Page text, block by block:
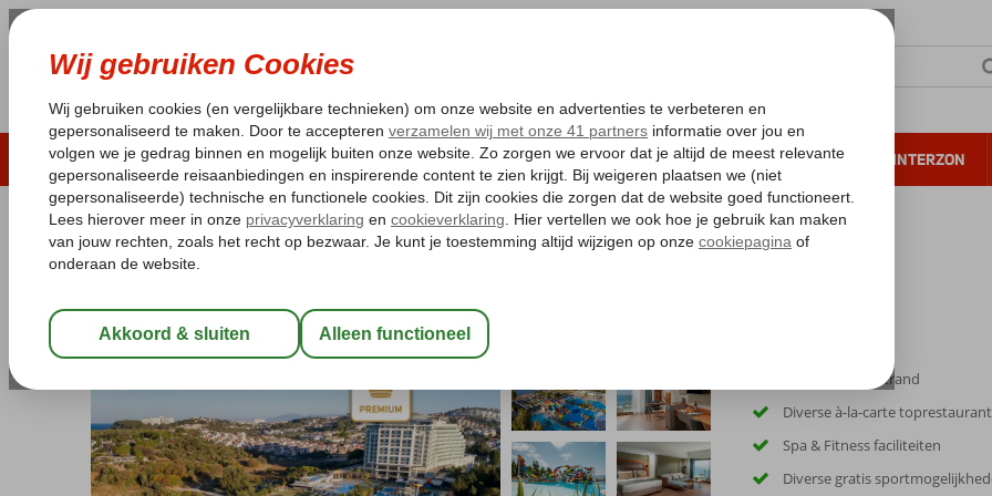
LAST MINUTE ZOMER 2026 ZONVAKANTIE VERRE REIZEN ALL INCLUSIVE WINTERZON
Pakketgarantie Laagsteprijsgarantie* Gratis annuleren*
Home
Turkije Egeische kust
Liberty Kusadasi
Ultra All Inclusive-Hotel
Met een privé strand
Diverse à-la-carte
Spa & Fitness faciliteiten
Diverse gratis